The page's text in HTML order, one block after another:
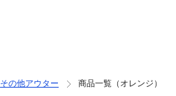
その他アウター 商品一覧（オレンジ）